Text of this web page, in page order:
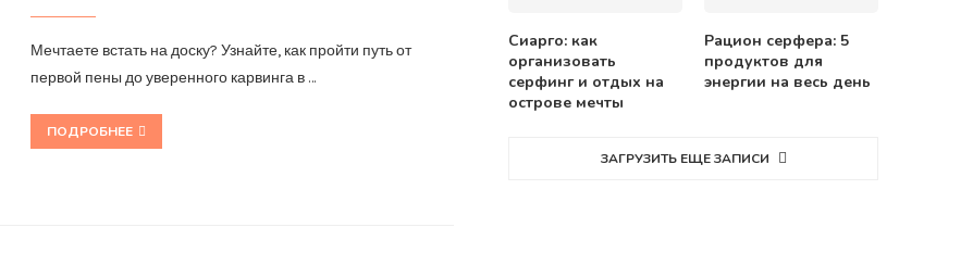
Мечтаете встать на доску? Узнайте, как пройти путь от
первой пены до уверенного карвинга в …
ПОДРОБНЕЕ
Сиарго: как
организовать
серфинг и отдых на
острове мечты
Рацион серфера: 5
продуктов для
энергии на весь день
ЗАГРУЗИТЬ ЕЩЕ ЗАПИСИ